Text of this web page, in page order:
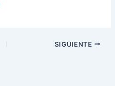
SIGUIENTE